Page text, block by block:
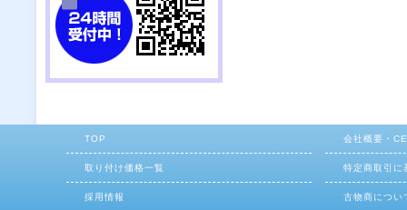
TOP 会社概要・
取り付け価格一覧 特定商取引に
採用情報 古物商につい